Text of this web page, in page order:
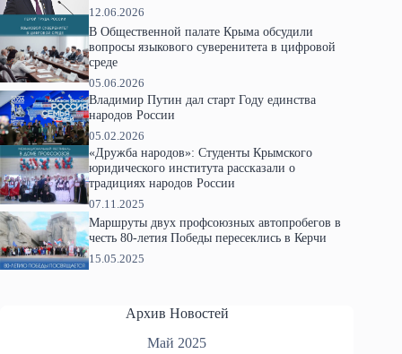
12.06.2026
В Общественной палате Крыма обсудили
вопросы языкового суверенитета в цифровой
среде
05.06.2026
Владимир Путин дал старт Году единства
народов России
05.02.2026
«Дружба народов»: Студенты Крымского
юридического института рассказали о
традициях народов России
07.11.2025
Маршруты двух профсоюзных автопробегов в
честь 80-летия Победы пересеклись в Керчи
15.05.2025
Архив Новостей
Май 2025